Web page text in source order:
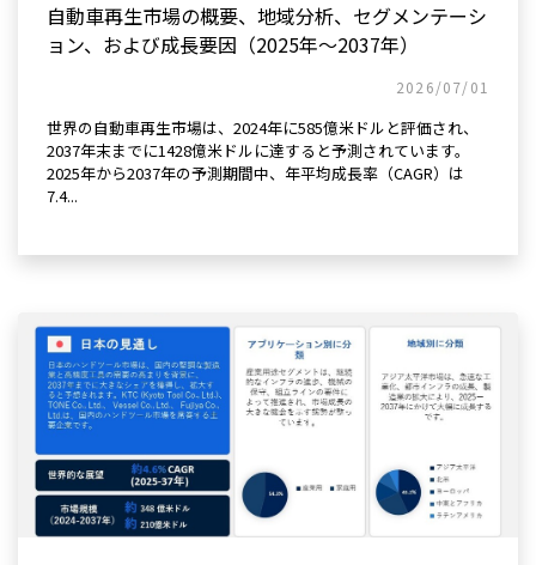
自動車再生市場の概要、地域分析、セグメンテーシ
ョン、および成長要因（2025年～2037年）
2026/07/01
世界の自動車再生市場は、2024年に585億米ドルと評価され、
2037年末までに1428億米ドルに達すると予測されています。
2025年から2037年の予測期間中、年平均成長率（CAGR）は
7.4...